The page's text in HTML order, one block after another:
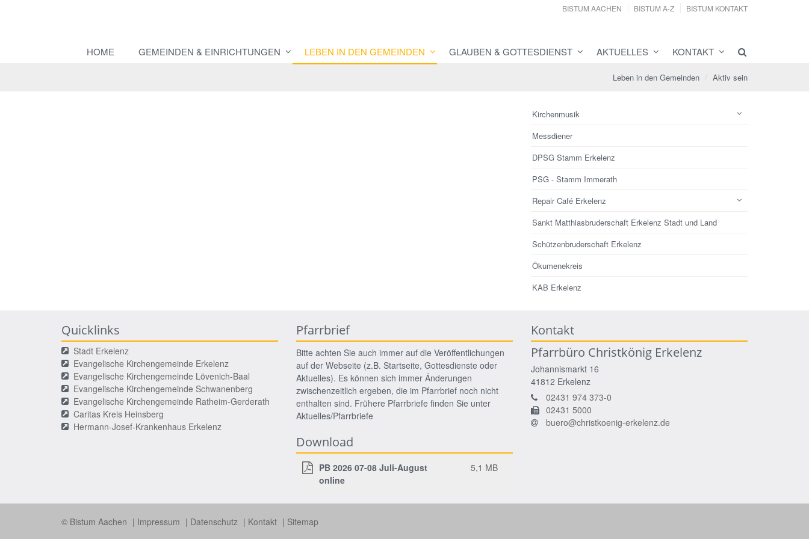
BISTUM AACHEN BISTUM A-Z BISTUM KONTAKT
HOME GEMEINDEN & EINRICHTUNGEN LEBEN IN DEN GEMEINDEN GLAUBEN & GOTTESDIENST AKTUELLES KONTAKT
Leben in den Gemeinden Aktiv sein
Kirchenmusik
Messdiener
DPSG Stamm Erkelenz
PSG - Stamm Immerath
Repair Café Erkelenz
Sankt Matthiasbruderschaft Erkelenz Stadt und Land
Schützenbruderschaft Erkelenz
Ökumenekreis
KAB Erkelenz
Quicklinks
Stadt Erkelenz
Evangelische Kirchengemeinde Erkelenz
Evangelische Kirchengemeinde Lövenich-Baal
Evangelische Kirchengemeinde Schwanenberg
Evangelische Kirchengemeinde Ratheim-Gerderath
Caritas Kreis Heinsberg
Hermann-Josef-Krankenhaus Erkelenz
Pfarrbrief
Bitte achten Sie auch immer auf die Veröffentlichungen
auf der Webseite (z.B. Startseite, Gottesdienste oder
Aktuelles). Es können sich immer Änderungen
zwischenzeitlich ergeben, die im Pfarrbrief noch nicht
enthalten sind. Frühere Pfarrbriefe finden Sie unter
Aktuelles/Pfarrbriefe
Download
PB 2026 07-08 Juli-August
online
5,1 MB
Kontakt
Pfarrbüro Christkönig Erkelenz
Johannismarkt 16
41812 Erkelenz
02431 974 373-0
02431 5000
buero@christkoenig-erkelenz.de
© Bistum Aachen Impressum Datenschutz Kontakt Sitemap